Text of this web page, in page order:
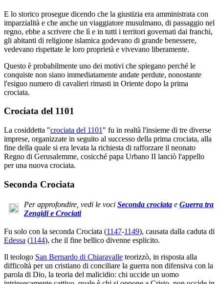
E lo storico prosegue dicendo che la giustizia era amministrata con
imparzialità e che anche un viaggiatore musulmano, di passaggio nel
regno, ebbe a scrivere che lì e in tutti i territori governati dai franchi,
gli abitanti di religione islamica godevano di grande benessere,
vedevano rispettate le loro proprietà e vivevano liberamente.
Questo è probabilmente uno dei motivi che spiegano perché le
conquiste non siano immediatamente andate perdute, nonostante
l'esiguo numero di cavalieri rimasti in Oriente dopo la prima
crociata.
Crociata del 1101
La cosiddetta "crociata del 1101 " fu in realtà l'insieme di tre diverse
imprese, organizzate in seguito al successo della prima crociata, alla
fine della quale si era levata la richiesta di rafforzare il neonato
Regno di Gerusalemme, cosicché papa Urbano II lanciò l'appello
per una nuova crociata.
Seconda Crociata
Per approfondire, vedi le voci Seconda crociata e Guerra tra
Zengidi e Crociati
Fu solo con la seconda Crociata (1147-1149), causata dalla caduta di
Edessa (1144), che il fine bellico divenne esplicito.
Il teologo San Bernardo di Chiaravalle teorizzò, in risposta alla
difficoltà per un cristiano di conciliare la guerra non difensiva con la
parola di Dio, la teoria del malicidio: chi uccide un uomo